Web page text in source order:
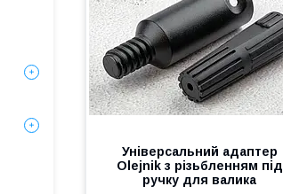
Універсальний адаптер
Olejnik з різьбленням під
ручку для валика